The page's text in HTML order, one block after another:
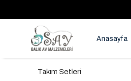
Anasayfa
Takım Setleri